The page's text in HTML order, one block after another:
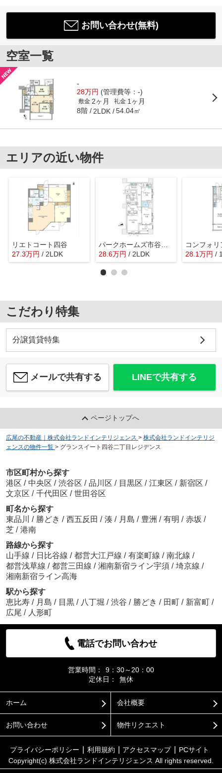
お問い合わせ(無料)
空室一覧
-
28万円 (管理費等：-)
敷金 2ヶ月 礼金 1ヶ月
8階 2LDK 54.04㎡
エリアの近い物件
リエトコート四谷
27.3万円 / 2LDK
28.6万円 / 2LDK 28.1万円 /
こだわり特集
分譲賃貸特集
メールで共有する LINEで共有する
ページトップへ
広尾の不動産｜株式会社ランドインテリジェンス > 株式会社ランドインテリジ
ェンスの物件一覧 > グランスイート四谷二丁目レジデンス
市区町村から探す
港区 / 中央区 / 渋谷区 / 品川区 / 目黒区 / 江東区 / 新宿区 /
文京区 / 千代田区 / 世田谷区
町名から探す
東品川 / 勝どき / 西五反田 / 湊 / 月島 / 豊洲 / 有明 / 赤坂 /
芝 / 港南
路線から探す
山手線 / 日比谷線 / 都営大江戸線 / 有楽町線 / 南北線 /
都営浅草線 / 都営三田線 / 湘南新宿ライン宇須 / 埼京線 /
湘南新宿ライン高海
駅から探す
恵比寿 / 月島 / 目黒 / 八丁堀 / 渋谷 / 勝どき / 田町 / 新富町 /
広尾 / 人形町
電話でお問い合わせ
営業時間：
9：30～20：00
定休日：
無休
ホーム 会社概要
お問い合わせ 物件リクエスト
プライバシーポリシー 利用規約 アクセスマップ
PCサイト
Copyright(c) 株式会社ランドインテリジェンス All rights reserved.